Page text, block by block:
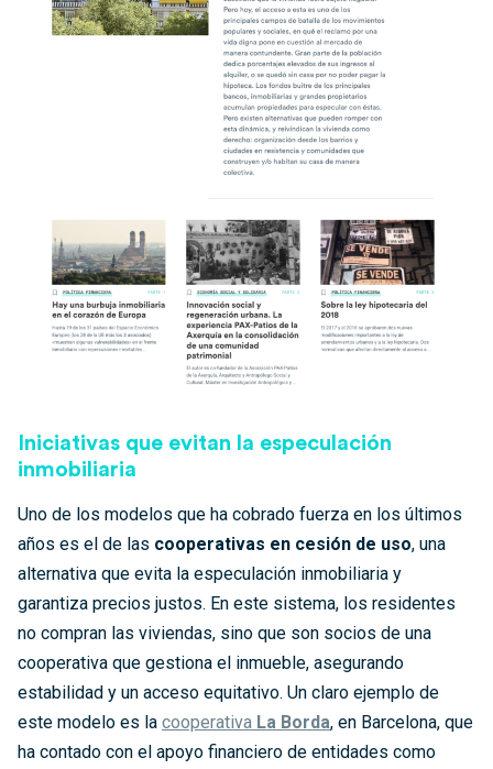
Iniciativas que evitan la especulación
inmobiliaria
Uno de los modelos que ha cobrado fuerza en los últimos
años es el de las cooperativas en cesión de uso, una
alternativa que evita la especulación inmobiliaria y
garantiza precios justos. En este sistema, los residentes
no compran las viviendas, sino que son socios de una
cooperativa que gestiona el inmueble, asegurando
estabilidad y un acceso equitativo. Un claro ejemplo de
este modelo es la cooperativa La Borda, en Barcelona, que
ha contado con el apoyo financiero de entidades como